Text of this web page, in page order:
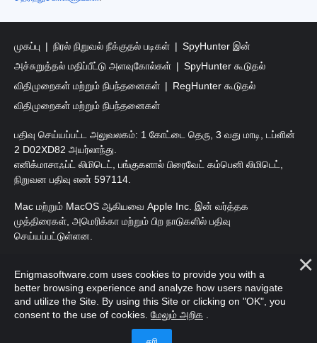
முகப்பு நிரல் நிறுவல் நீக்குதல் படிகள்
SpyHunter இன்
அச்சுறுத்தல் மதிப்பீட்டு அளவுகோல்கள்
SpyHunter கூடுதல்
விதிமுறைகள் மற்றும் நிபந்தனைகள்
RegHunter கூடுதல்
விதிமுறைகள் மற்றும் நிபந்தனைகள்
பதிவு செய்யப்பட்ட அலுவலகம்: 1 கோட்டை தெரு, 3 வது மாடி, டப்ளின்
2 D02XD82 அயர்லாந்து.
எனிக்மாசாஃப்ட் லிமிடெட், பங்குகளால் பிரைவேட் கம்பெனி லிமிடெட்,
நிறுவன பதிவு எண் 597114.
Mac மற்றும் MacOS ஆகியவை Apple Inc. இன் வர்த்தக
முத்திரைகள், அமெரிக்கா மற்றும் பிற நாடுகளில் பதிவு
செய்யப்பட்டுள்ளன.
உரிமைகளும் பாதுகாக்கப்பட்டவை.
Enigmasoftware.com uses cookies to provide you with a
better browsing experience and analyze how users navigate
and utilize the Site. By using this Site or clicking on "OK", you
consent to the use of cookies. மேலும் அறிக